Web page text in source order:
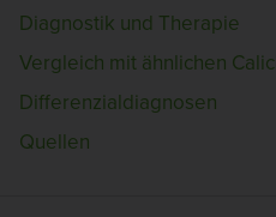
Diagnostik und Therapie
Vergleich mit ähnlichen
Differenzialdiagnosen
Quellen